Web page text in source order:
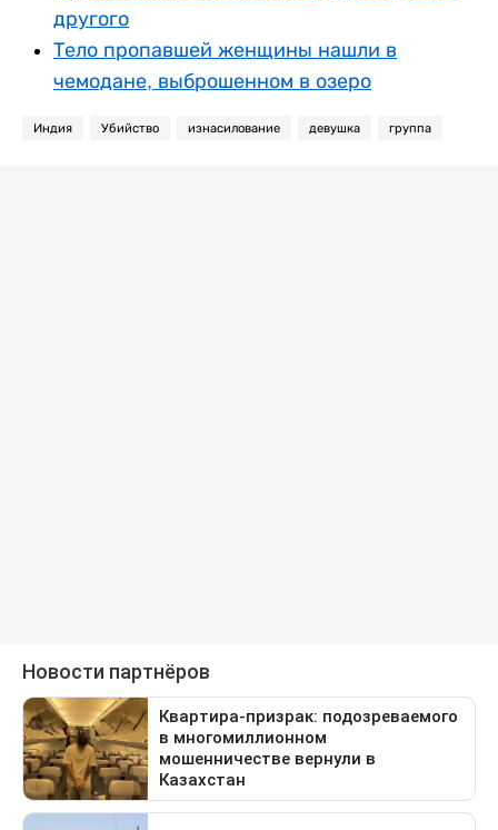
другого
Тело пропавшей женщины нашли в
чемодане, выброшенном в озеро
Индия Убийство изнасилование девушка группа